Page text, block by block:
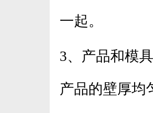
一起。
3、产品和模
产品的壁厚均